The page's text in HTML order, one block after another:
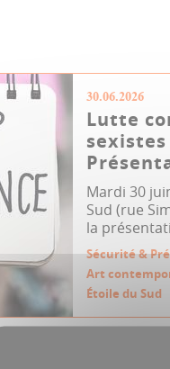
30.06.2026
Lutte
Mardi 30
Sud (rue
la
Sécurité &
Art
Étoile du Sud